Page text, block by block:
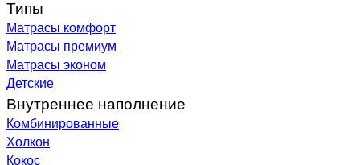
Типы
Матрасы комфорт
Матрасы премиум
Матрасы эконом
Детские
Внутреннее наполнение
Комбинированные
Холкон
Кокос